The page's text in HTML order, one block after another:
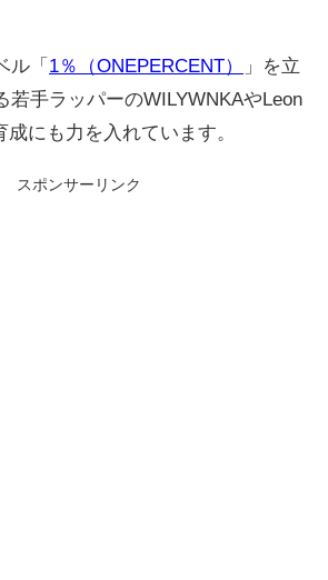
ル「 1％（ONEPERCENT）
」を立
若手ラッパーのWILYWNKAやLeon
にも力を入れています。
スポンサーリンク